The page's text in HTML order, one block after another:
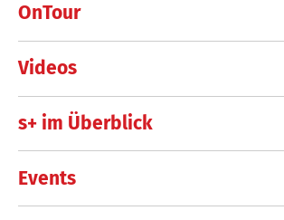
OnTour
Videos
s+ im Überblick
Events